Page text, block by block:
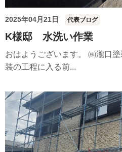
2025年04月21日 代表ブログ
K様邸 水洗い作業
おはようございます。 ㈱瀧口
装の工程に入る前...